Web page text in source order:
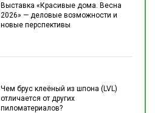
Выставка «Красивые дома. Весна
2026» — деловые возможности и
новые перспективы
Чем брус клеёный из шпона (LVL)
отличается от других
пиломатериалов?